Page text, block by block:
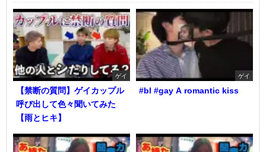
ゲイ
【禁断の質問】ゲイカップル
呼び出して色々聞いてみた
【雨とヒキ】
ゲイ
#bl #gay A romantic kiss